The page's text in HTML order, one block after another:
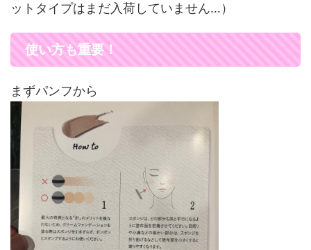
ットタイプはまだ入荷していません…）
使い方も重要！
まずパンフから